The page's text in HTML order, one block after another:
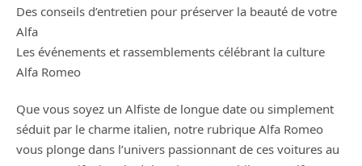
Des conseils d’entretien pour préserver la beauté de votre
Alfa
Les événements et rassemblements célébrant la culture
Alfa Romeo
Que vous soyez un Alfiste de longue date ou simplement
séduit par le charme italien, notre rubrique Alfa Romeo
vous plonge dans l’univers passionnant de ces voitures au